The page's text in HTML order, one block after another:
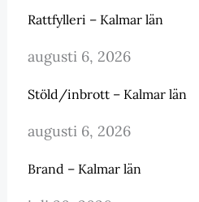
Rattfylleri – Kalmar län
augusti 6, 2026
Stöld/inbrott – Kalmar län
augusti 6, 2026
Brand – Kalmar län